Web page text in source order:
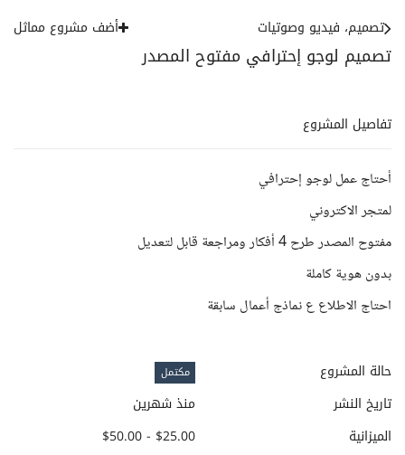
تصميم لوجو إحترافي مفتوح المصدر
تصميم، فيديو وصوتيات أضف مشروع مماثل
تفاصيل المشروع
أحتاج عمل لوجو إحترافي
لمتجر الاكتروني
مفتوح المصدر طرح 4 أفكار ومراجعة قابل لتعديل
بدون هوية كاملة
احتاج الاطلاع ع نماذج أعمال سابقة
حالة المشروع مكتمل
تاريخ النشر
منذ شهرين
الميزانية
$25.00 - $50.00